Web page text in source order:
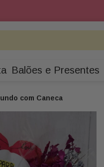
Balões e Presentes
com Caneca